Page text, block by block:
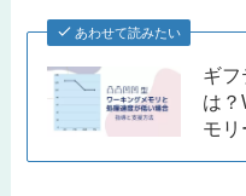
あわせて読みたい
ギフ
は
モ